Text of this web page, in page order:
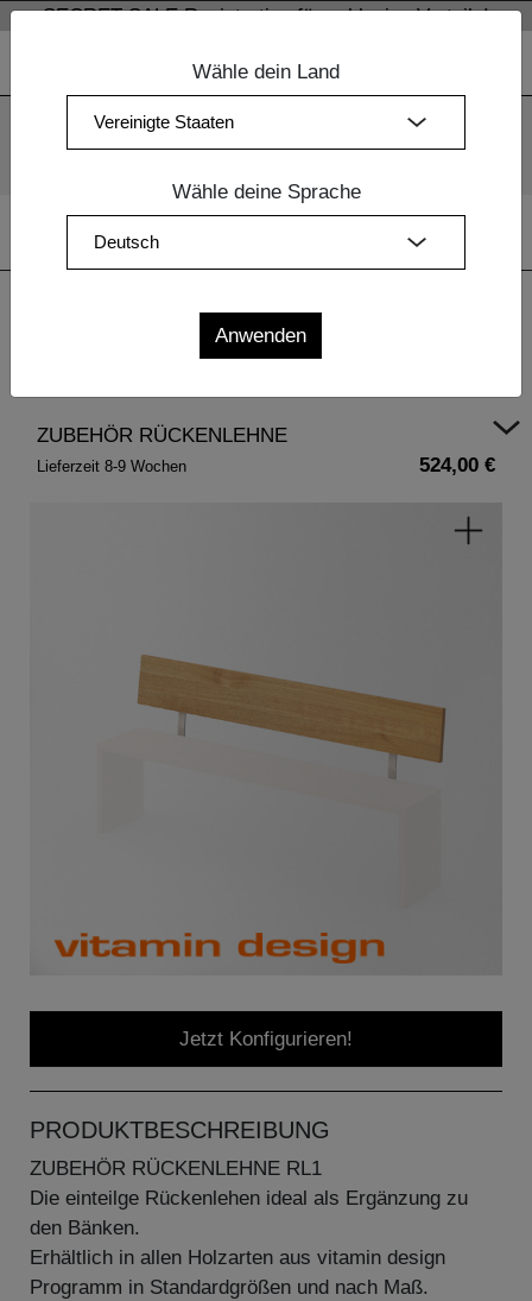
Wir verwenden Cookies. Mit der weiteren Nutzung unserer
SECRET SALE Registration für exklusive Vorteile!
| ZUBEHÖR RÜCKENLEHNE
ZUBEHÖR RÜCKENLEHNE
Lieferzeit 8-9 Wochen 524,00 €
Jetzt Konfigurieren!
PRODUKTBESCHREIBUNG
ZUBEHÖR RÜCKENLEHNE RL1
Die einteilge Rückenlehen ideal als Ergänzung zu
den Bänken.
Erhältlich in allen Holzarten aus vitamin design
Programm in Standardgrößen und nach Maß.
Wähle dein Land
Wähle deine Sprache